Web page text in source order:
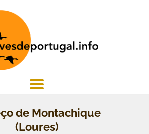
de Montachique
(Loures)